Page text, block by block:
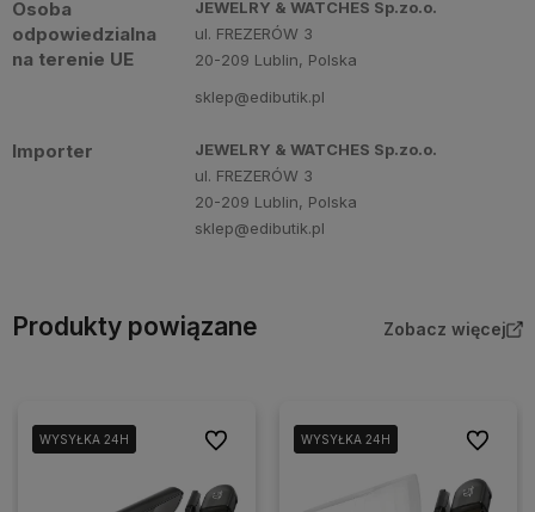
Osoba
odpowiedzialna
na terenie UE
JEWELRY & WATCHES Sp.zo.o.
ul. FREZERÓW 3
20-209 Lublin, Polska
sklep@edibutik.pl
Importer
JEWELRY & WATCHES Sp.zo.o.
ul. FREZERÓW 3
20-209 Lublin, Polska
sklep@edibutik.pl
Produkty powiązane Zobacz więcej
WYSYŁKA 24H
WYSYŁKA 24H Do ulubionychWYSYŁKA 24H
WYSYŁKA 24H Do